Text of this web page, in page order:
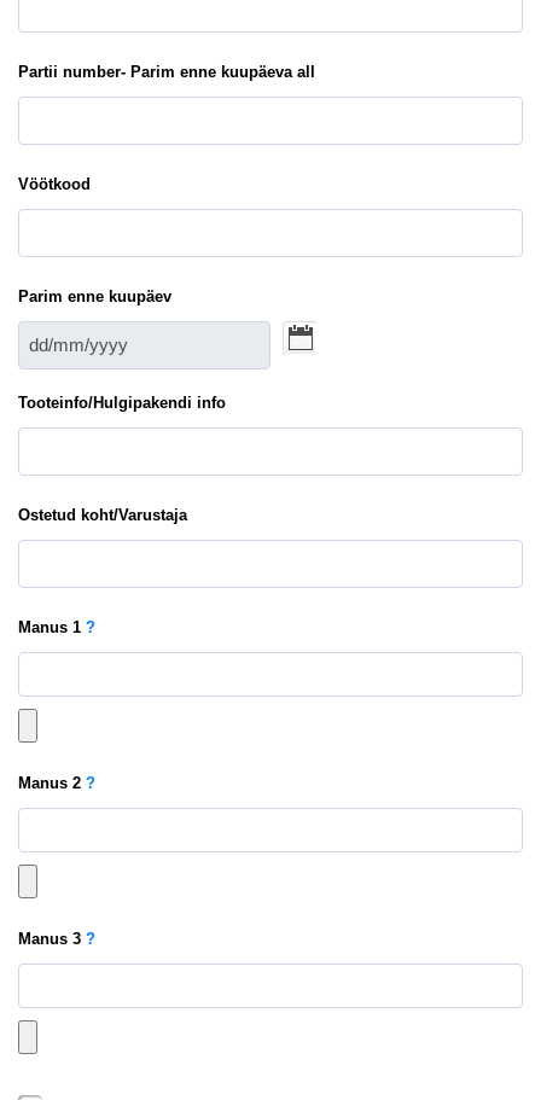
Partii number- Parim enne kuupäeva all
Vöötkood
Parim enne kuupäev
Tooteinfo/Hulgipakendi info
Ostetud koht/Varustaja
Manus 1 ?
Manus 2 ?
Manus 3 ?